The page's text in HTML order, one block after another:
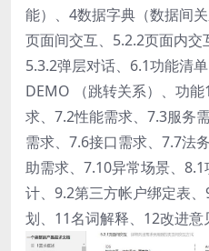
能）、4数据字典（数据间
页面间交互、5.2.2页面内交
5.3.2弹层对话、6.1功能清
DEMO （跳转关系）、功
求、7.2性能需求、7.3服务
需求、7.6接口需求、7.7法
助需求、7.10异常场景、
计、9.2第三方帐户绑定表
划、11名词解释、12改进意